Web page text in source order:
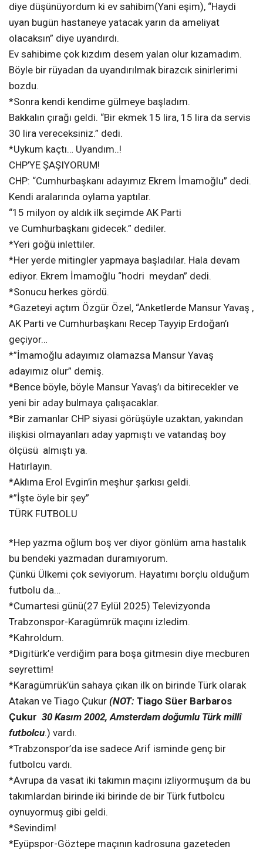
diye düşünüyordum ki ev sahibim(Yani eşim), “Haydi
uyan bugün hastaneye yatacak yarın da ameliyat
olacaksın” diye uyandırdı.
Ev sahibime çok kızdım desem yalan olur kızamadım.
Böyle bir rüyadan da uyandırılmak birazcık sinirlerimi
bozdu.
*Sonra kendi kendime gülmeye başladım.
Bakkalın çırağı geldi. “Bir ekmek 15 lira, 15 lira da servis
30 lira vereceksiniz.” dedi.
*Uykum kaçtı… Uyandım..!
CHP’YE ŞAŞIYORUM!
CHP: “Cumhurbaşkanı adayımız Ekrem İmamoğlu” dedi.
Kendi aralarında oylama yaptılar.
“15 milyon oy aldık ilk seçimde AK Parti
ve Cumhurbaşkanı gidecek.” dediler.
*Yeri göğü inlettiler.
*Her yerde mitingler yapmaya başladılar. Hala devam
ediyor. Ekrem İmamoğlu “hodri meydan” dedi.
*Sonucu herkes gördü.
*Gazeteyi açtım Özgür Özel, “Anketlerde Mansur Yavaş ,
AK Parti ve Cumhurbaşkanı Recep Tayyip Erdoğan’ı
geçiyor…
*”İmamoğlu adayımız olamazsa Mansur Yavaş
adayımız olur” demiş.
*Bence böyle, böyle Mansur Yavaş’ı da bitirecekler ve
yeni bir aday bulmaya çalışacaklar.
*Bir zamanlar CHP siyasi görüşüyle uzaktan, yakından
ilişkisi olmayanları aday yapmıştı ve vatandaş boy
ölçüsü almıştı ya.
Hatırlayın.
*Aklıma Erol Evgin’in meşhur şarkısı geldi.
*”İşte öyle bir şey”
TÜRK FUTBOLU
*Hep yazma oğlum boş ver diyor gönlüm ama hastalık
bu bendeki yazmadan duramıyorum.
Çünkü Ülkemi çok seviyorum. Hayatımı borçlu olduğum
futbolu da…
*Cumartesi günü(27 Eylül 2025) Televizyonda
Trabzonspor-Karagümrük maçını izledim.
*Kahroldum.
*Digitürk’e verdiğim para boşa gitmesin diye mecburen
seyrettim!
*Karagümrük’ün sahaya çıkan ilk on birinde Türk olarak
Atakan ve Tiago Çukur (NOT: Tiago Süer Barbaros
Çukur 30 Kasım 2002, Amsterdam doğumlu Türk millî
futbolcu.) vardı.
*Trabzonspor’da ise sadece Arif isminde genç bir
futbolcu vardı.
*Avrupa da vasat iki takımın maçını izliyormuşum da bu
takımlardan birinde iki birinde de bir Türk futbolcu
oynuyormuş gibi geldi.
*Sevindim!
*Eyüpspor-Göztepe maçının kadrosuna gazeteden